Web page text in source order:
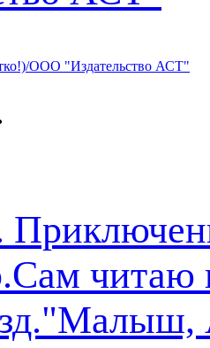
ООО "Издательство АСТ"